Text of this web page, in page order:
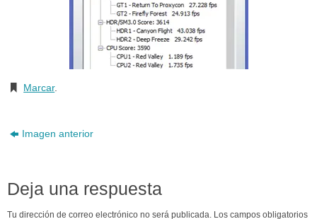
Marcar.
Imagen anterior
Deja una respuesta
Tu dirección de correo electrónico no será publicada. Los campos obligatorios